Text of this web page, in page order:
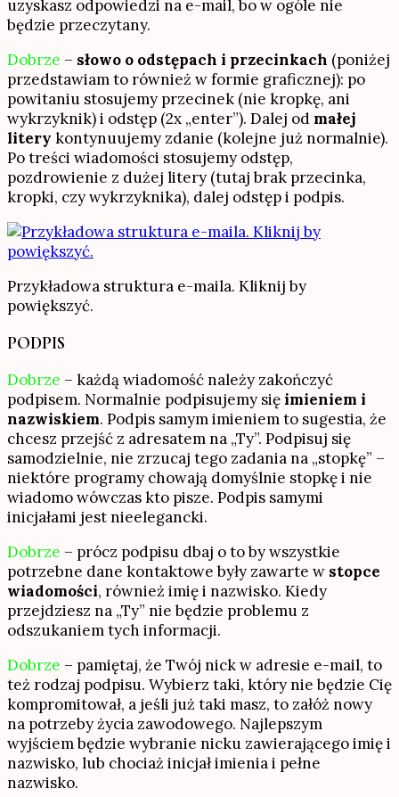
uzyskasz odpowiedzi na e-mail, bo w ogóle nie
będzie przeczytany.
Dobrze – słowo o odstępach i przecinkach (poniżej
przedstawiam to również w formie graficznej): po
powitaniu stosujemy przecinek (nie kropkę, ani
wykrzyknik) i odstęp (2x „enter”). Dalej od małej
litery kontynuujemy zdanie (kolejne już normalnie).
Po treści wiadomości stosujemy odstęp,
pozdrowienie z dużej litery (tutaj brak przecinka,
kropki, czy wykrzyknika), dalej odstęp i podpis.
Przykładowa struktura e-maila. Kliknij by
powiększyć.
PODPIS
Dobrze – każdą wiadomość należy zakończyć
podpisem. Normalnie podpisujemy sięimieniem i
nazwiskiem. Podpis samym imieniem to sugestia, że
chcesz przejść z adresatem na „Ty”. Podpisuj się
samodzielnie, nie zrzucaj tego zadania na „stopkę” –
niektóre programy chowają domyślnie stopkę i nie
wiadomo wówczas kto pisze. Podpis samymi
inicjałami jest nieelegancki.
Dobrze – prócz podpisu dbaj o to by wszystkie
potrzebne dane kontaktowe były zawarte w stopce
wiadomości, również imię i nazwisko. Kiedy
przejdziesz na „Ty” nie będzie problemu z
odszukaniem tych informacji.
Dobrze – pamiętaj, że Twój nick w adresie e-mail, to
też rodzaj podpisu. Wybierz taki, który nie będzie Cię
kompromitował, a jeśli już taki masz, to załóż nowy
na potrzeby życia zawodowego. Najlepszym
wyjściem będzie wybranie nicku zawierającego imię i
nazwisko, lub chociaż inicjał imienia i pełne
nazwisko.